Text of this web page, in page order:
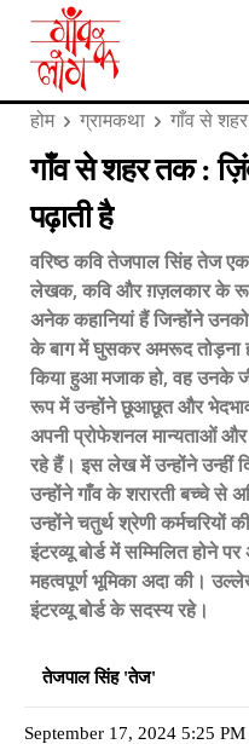
होम ग्रामकथा गाँव से शहर
गाँव से शहर तक :
पढ़ाती है
वरिष्ठ कवि तेजपाल सिंह तेज
लेखक, कवि और ग़ज़लकार के
अनेक कहानियां हैं जिन्होंने
के बाग में घुसकर अमरूद तोड़ना
किया हुआ मजाक हो, वह
रूप में उन्होंने छूआछूत और
अपनी प्रोफेशनल मान्यताओं और
रहे हैं। इस लेख में उन्होंने उन्हीं
उन्होंने गाँव के शरारती बच्चे से
उन्होंने चतुर्थ श्रेणी कर्मचरियों
इंटरव्यू बोर्ड में सम्मिलित होने
महत्वपूर्ण भूमिका अदा की।
इंटरव्यू बोर्ड के सदस्य रहे।
तेजपाल सिंह 'तेज'
September 17, 2024 5:25 PM